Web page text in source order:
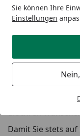
Sie können Ihre
Einstellungen
Schnäppchen
unseren
um unsere
Leben!
Der Newsletter
ist optimal auf
bedeutet für Sie:
die Ihren
Damit Sie stets